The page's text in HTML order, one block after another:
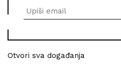
Otvori sva događanja